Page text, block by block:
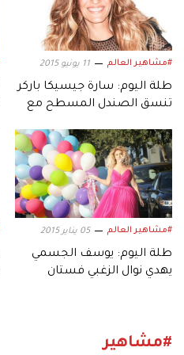
#مشاهير العالم 11 يونيو 2015
طلة اليوم: سارة جيسيكا باركر
تنسق الصندل المسطح مع
#مشاهير العالم 05 يناير 2015
طلة اليوم: يوسف الجسمي
يهدي نوال الزغبي فستان
#مشاهير